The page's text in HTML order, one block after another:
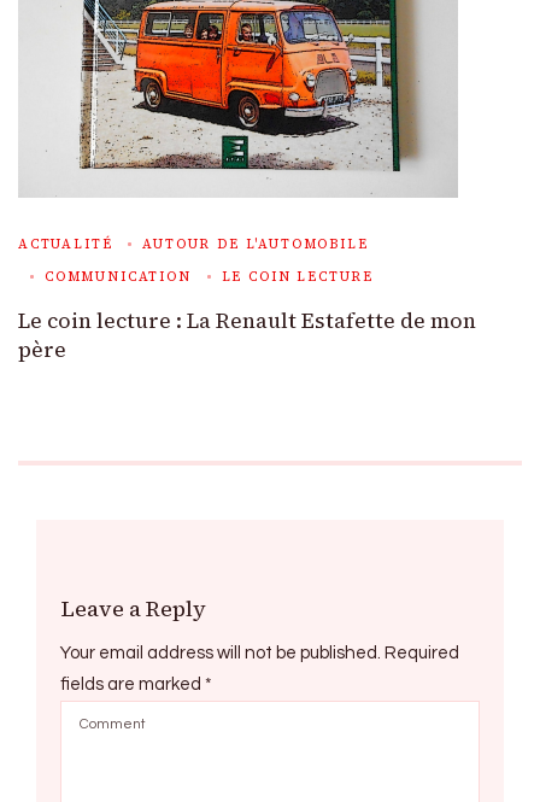
ACTUALITÉ
AUTOUR DE L'AUTOMOBILE
COMMUNICATION
LE COIN LECTURE
Le coin lecture : La Renault Estafette de mon
père
Leave a Reply
Your email address will not be published. Required
fields are marked *